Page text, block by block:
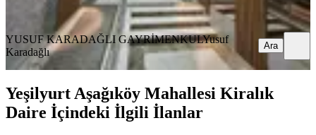
YUSUF KARADAĞLI GAYRİMENKULYusuf
Karadağlı
Ara
Yeşilyurt Aşağıköy Mahallesi Kiralık
Daire İçindeki İlgili İlanlar